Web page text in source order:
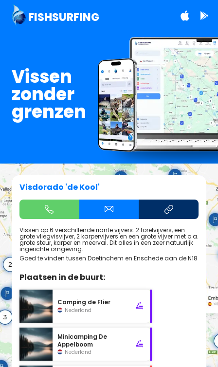
FISHSURFING
Vissen
zonder
grenzen
Visdorado 'de Kool'
Vissen op 6 verschillende riante vijvers. 2 forelvijvers, een
grote vliegvisvijver, 2 karpervijvers en een grote vijver met o.a.
grote steur, karper en meerval. Dit alles in een zeer natuurlijk
ingerichte omgeving.
Goed te vinden tussen Doetinchem en Enschede aan de N18
Plaatsen in de buurt:
Camping de Flier
Nederland
Minicamping De
Appelboom
Nederland